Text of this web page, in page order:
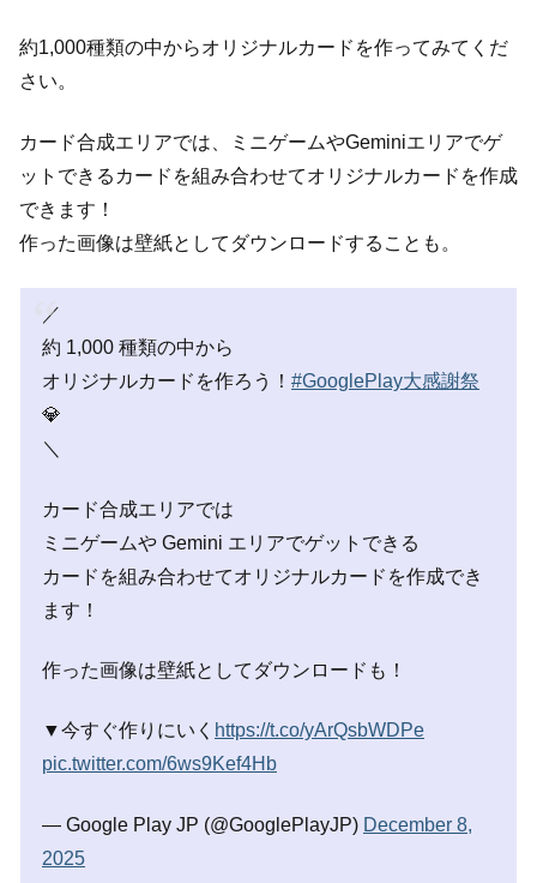
約1,000種類の中からオリジナルカードを作ってみてくだ
さい。
カード合成エリアでは、ミニゲームやGeminiエリアでゲ
ットできるカードを組み合わせてオリジナルカードを作成
できます！
作った画像は壁紙としてダウンロードすることも。
／
約 1,000 種類の中から
オリジナルカードを作ろう！ #GooglePlay大感謝祭
💎
＼
カード合成エリアでは
ミニゲームや Gemini エリアでゲットできる
カードを組み合わせてオリジナルカードを作成でき
ます！
作った画像は壁紙としてダウンロードも！
▼今すぐ作りにいく https://t.co/yArQsbWDPe
pic.twitter.com/6ws9Kef4Hb
— Google Play JP (@GooglePlayJP) December 8,
2025